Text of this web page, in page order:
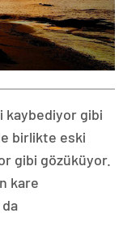
kaybediyor gibi
birlikte eski
gibi gözüküyor.
kare